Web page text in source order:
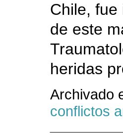
Chile, fue
de este
heridas
Archivado
conflictos